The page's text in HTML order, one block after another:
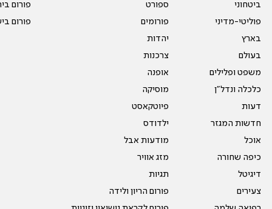
ביטחוני
פוליטי-מדיני
בארץ
בעולם
משפט ופלילים
כלכלה ונדל"ן
דעות
חדשות המגזר
אוכל
כיפה שחורה
דיגיטל
צעירים
ספורט
פורומים
יהדות
צרכנות
אופנה
מוסיקה
פיוטקאסט
ילדודס
מודעות אבל
מזג אוויר
תגיות
פורום הריון ולידה
פורום
פורום